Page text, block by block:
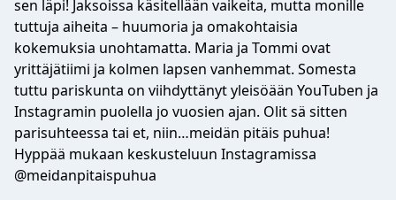
sen läpi! Jaksoissa käsitellään vaikeita, mutta monille
tuttuja aiheita – huumoria ja omakohtaisia
kokemuksia unohtamatta. Maria ja Tommi ovat
yrittäjätiimi ja kolmen lapsen vanhemmat. Somesta
tuttu pariskunta on viihdyttänyt yleisöään YouTuben ja
Instagramin puolella jo vuosien ajan. Olit sä sitten
parisuhteessa tai et, niin…meidän pitäis puhua!
Hyppää mukaan keskusteluun Instagramissa
@meidanpitaispuhua